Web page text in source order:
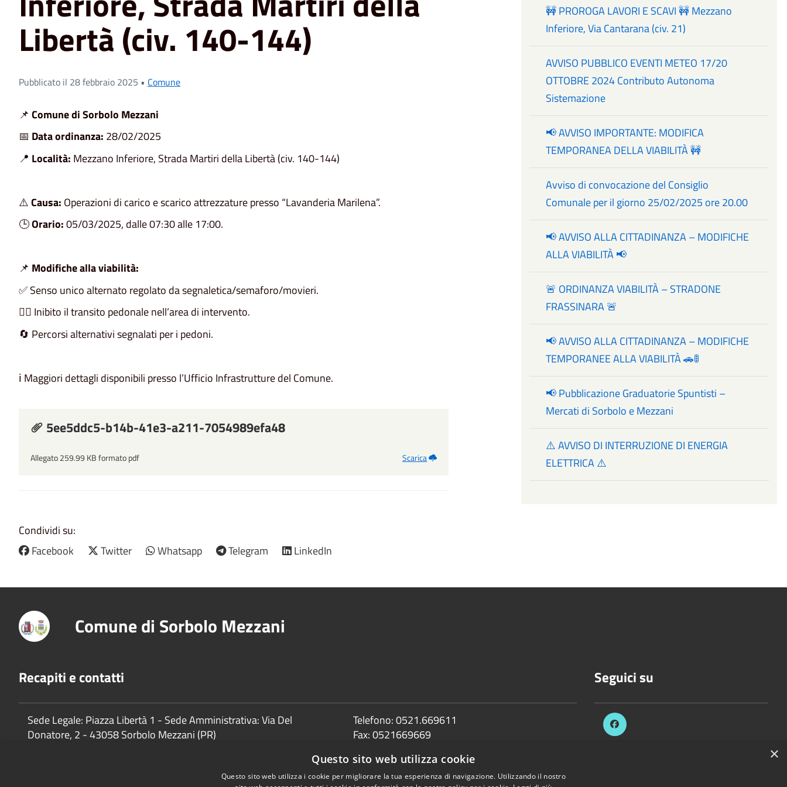
Libertà (civ. 140-144)
Pubblicato il 28 febbraio 2025 • Comune
📌 Comune di Sorbolo Mezzani
📅 Data ordinanza: 28/02/2025
📍 Località: Mezzano Inferiore, Strada Martiri della Libertà (civ. 140-144)
⚠️Causa: Operazioni di carico e scarico attrezzature presso “Lavanderia Marilena”.
🕒Orario:05/03/2025, dalle 07:30 alle 17:00.
📌 Modifiche alla viabilità:
✅ Senso unico alternato regolato da segnaletica/semaforo/movieri.
🚶‍♂️ Inibito il transito pedonale nell’area di intervento.
🔄 Percorsi alternativi segnalati per i pedoni.
ℹ️ Maggiori dettagli disponibili presso l’Ufficio Infrastrutture del Comune.
5ee5ddc5-b14b-41e3-a211-7054989efa48
Allegato 259.99 KB formato pdf Scarica
Condividi su:
Facebook
Twitter Whatsapp Telegram LinkedIn
🚧 PROROGA LAVORI E SCAVI 🚧 Mezzano
Inferiore, Via Cantarana (civ. 21)
AVVISO PUBBLICO EVENTI METEO 17/20
OTTOBRE 2024 Contributo Autonoma
Sistemazione
📢 AVVISO IMPORTANTE: MODIFICA
TEMPORANEA DELLA VIABILITÀ 🚧
Avviso di convocazione del Consiglio
Comunale per il giorno 25/02/2025 ore 20.00
📢 AVVISO ALLA CITTADINANZA – MODIFICHE
ALLA VIABILITÀ 📢
🚨 ORDINANZA VIABILITÀ – STRADONE
FRASSINARA 🚨
📢 AVVISO ALLA CITTADINANZA – MODIFICHE
TEMPORANEE ALLA VIABILITÀ 🚗🚦
📢 Pubblicazione Graduatorie Spuntisti –
Mercati di Sorbolo e Mezzani
⚠️ AVVISO DI INTERRUZIONE DI ENERGIA
ELETTRICA ⚠️
Comune di Sorbolo Mezzani
Recapiti e contatti
Sede Legale: Piazza Libertà 1 - Sede Amministrativa: Via Del
Donatore, 2 - 43058 Sorbolo Mezzani (PR)
Telefono:0521.669611
Fax:0521669669
Pec:
protocollo@postacert.comune.sorbolomezzani.pr.it
Seguici su
×
Questo sito web utilizza cookie
Questo sito web utilizza i cookie per migliorare la tua esperienza di navigazione. Utilizzando il nostro